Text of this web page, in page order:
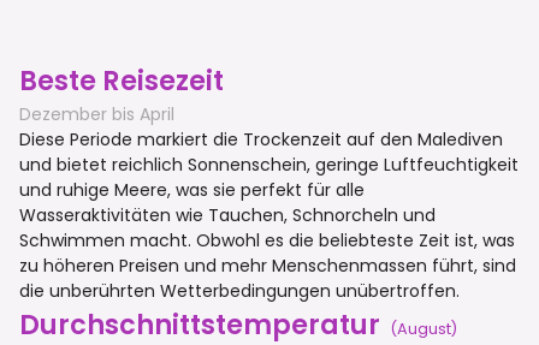
Beste Reisezeit
Dezember bis April
Diese Periode markiert die Trockenzeit auf den Malediven
und bietet reichlich Sonnenschein, geringe Luftfeuchtigkeit
und ruhige Meere, was sie perfekt für alle
Wasseraktivitäten wie Tauchen, Schnorcheln und
Schwimmen macht. Obwohl es die beliebteste Zeit ist, was
zu höheren Preisen und mehr Menschenmassen führt, sind
die unberührten Wetterbedingungen unübertroffen.
Durchschnittstemperatur (August)